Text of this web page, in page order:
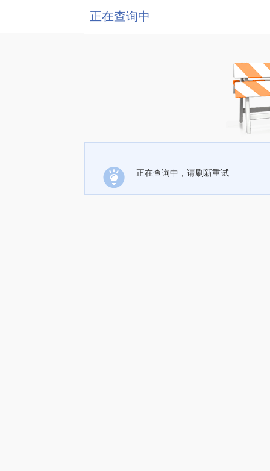
正在查询中
正在查询中，请刷新重试